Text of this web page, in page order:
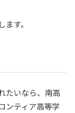
す。
たいなら、南高
ンティア高等学